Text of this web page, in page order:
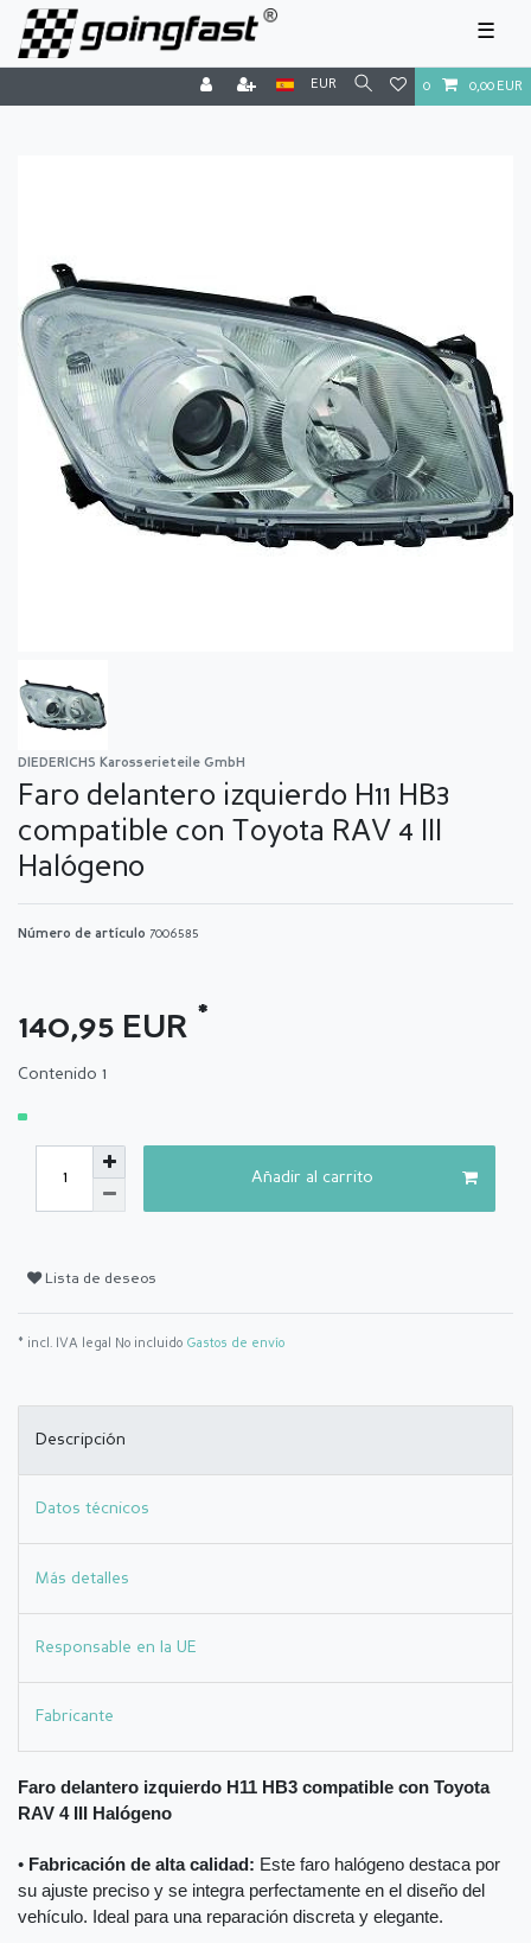
☰
EUR 0 0,00 EUR
DIEDERICHS Karosserieteile GmbH
Faro delantero izquierdo H11 HB3
compatible con Toyota RAV 4 III
Halógeno
Número de artículo 7006585
140,95 EUR *
Contenido 1
Añadir al carrito
Lista de deseos
* incl. IVA legal No incluido Gastos de envío
Descripción
Datos técnicos
Más detalles
Responsable en la UE
Fabricante
Faro delantero izquierdo H11 HB3 compatible con Toyota
RAV 4 III Halógeno
• Fabricación de alta calidad: Este faro halógeno destaca por
su ajuste preciso y se integra perfectamente en el diseño del
vehículo. Ideal para una reparación discreta y elegante.